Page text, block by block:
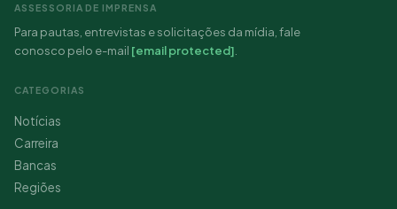
ASSESSORIA DE IMPRENSA
Para pautas, entrevistas e solicitações da mídia, fale
conosco pelo e-mail [email protected]
CATEGORIAS
Notícias
Carreira
Bancas
Regiões